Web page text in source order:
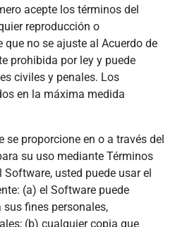
acepte los términos del
reproducción o
no se ajuste al Acuerdo de
prohibida por ley y puede
civiles y penales. Los
en la máxima medida
se proporcione en o a través del
su uso mediante Términos
usted puede usar el
(a) el Software puede
fines personales,
(b) cualquier copia que